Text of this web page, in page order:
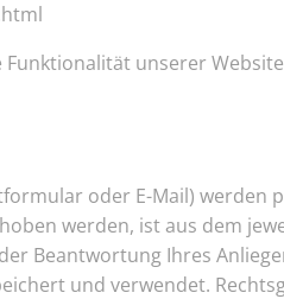
unserer
oder E-Mail) werden
werden, ist aus dem
Beantwortung Ihres
und verwendet.